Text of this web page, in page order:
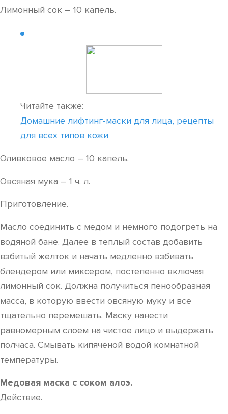
Лимонный сок – 10 капель.
Читайте также:
Домашние лифтинг-маски для лица, рецепты
для всех типов кожи
Оливковое масло – 10 капель.
Овсяная мука – 1 ч. л.
Приготовление.
Масло соединить с медом и немного подогреть на
водяной бане. Далее в теплый состав добавить
взбитый желток и начать медленно взбивать
блендером или миксером, постепенно включая
лимонный сок. Должна получиться пенообразная
масса, в которую ввести овсяную муку и все
тщательно перемешать. Маску нанести
равномерным слоем на чистое лицо и выдержать
полчаса. Смывать кипяченой водой комнатной
температуры.
Медовая маска с соком алоэ.
Действие.